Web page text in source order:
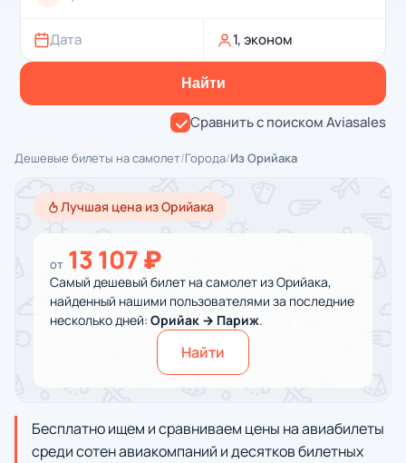
Дата 1, эконом
Найти
Сравнить с поиском Aviasales
Дешевые билеты на самолет/Города/Из Орийака
Лучшая цена из Орийака
от 13 107 ₽
Самый дешевый билет на самолет из Орийака,
найденный нашими пользователями за последние
несколько дней: Орийак → Париж.
Найти
Бесплатно ищем и сравниваем цены на авиабилеты
среди сотен авиакомпаний и десятков билетных